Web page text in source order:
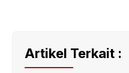
Artikel Terkait :